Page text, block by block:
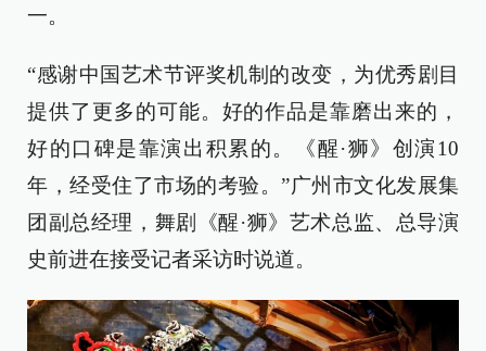
一。
“感谢中国艺术节评奖机制的改变，为优秀剧目
提供了更多的可能。好的作品是靠磨出来的，
好的口碑是靠演出积累的。《醒·狮》创演10
年，经受住了市场的考验。”广州市文化发展集
团副总经理，舞剧《醒·狮》艺术总监、总导演
史前进在接受记者采访时说道。